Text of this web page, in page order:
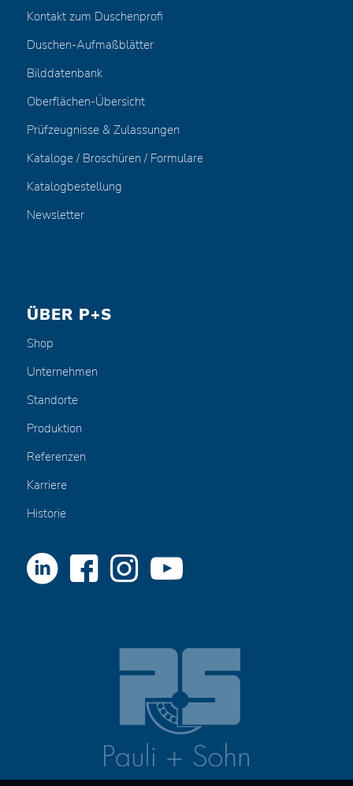
Kontakt zum Duschenprofi
Duschen-Aufmaßblätter
Bilddatenbank
Oberflächen-Übersicht
Prüfzeugnisse & Zulassungen
Kataloge / Broschüren / Formulare
Katalogbestellung
Newsletter
ÜBER P+S
Shop
Unternehmen
Standorte
Produktion
Referenzen
Karriere
Historie